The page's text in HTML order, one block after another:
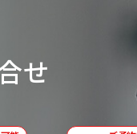
せ